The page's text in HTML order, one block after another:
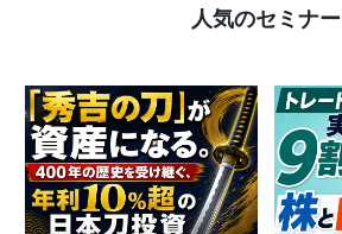
人気のセミナー